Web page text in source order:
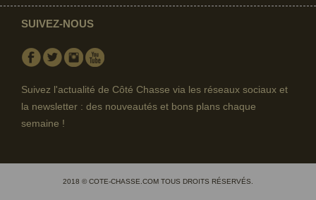
SUIVEZ-NOUS
Facebook
TwitterInstagram
Suivez l'actualité de Côté Chasse via les réseaux sociaux et
la newsletter : des nouveautés et bons plans chaque
semaine !
2018 © COTE-CHASSE.COM TOUS DROITS RÉSERVÉS.